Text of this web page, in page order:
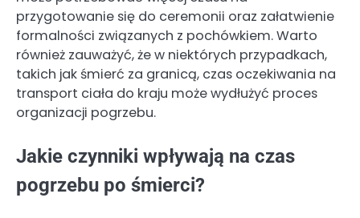
przygotowanie się do ceremonii oraz załatwienie
formalności związanych z pochówkiem. Warto
również zauważyć, że w niektórych przypadkach,
takich jak śmierć za granicą, czas oczekiwania na
transport ciała do kraju może wydłużyć proces
organizacji pogrzebu.
Jakie czynniki wpływają na czas
pogrzebu po śmierci?